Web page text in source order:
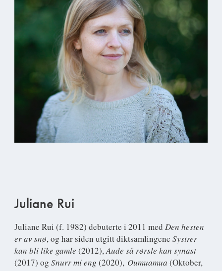
Juliane Rui
Juliane Rui (f. 1982) debuterte i 2011 med Den hesten
er av snø, og har siden utgitt diktsamlingene Systrer
kan bli like gamle (2012),Aude så rørsle kan synast
(2017) og Snurr mi eng (2020), Oumuamua (Oktober,